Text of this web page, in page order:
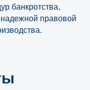
банкротства,
правовой